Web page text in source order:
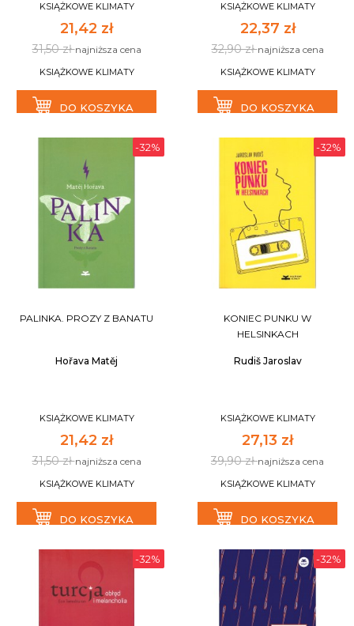
KSIĄŻKOWE KLIMATY
21,42 zł
31,50 złnajniższa cena
KSIĄŻKOWE KLIMATY
DO KOSZYKA
KSIĄŻKOWE KLIMATY
22,37 zł
32,90 złnajniższa cena
KSIĄŻKOWE KLIMATY
DO KOSZYKA
-32%
PALINKA. PROZY Z BANATU
Hořava Matěj
KSIĄŻKOWE KLIMATY
21,42 zł
31,50 złnajniższa cena
KSIĄŻKOWE KLIMATY
DO KOSZYKA
-32%
KONIEC PUNKU W
HELSINKACH
Rudiš Jaroslav
KSIĄŻKOWE KLIMATY
27,13 zł
39,90 złnajniższa cena
KSIĄŻKOWE KLIMATY
DO KOSZYKA
-32% -32%